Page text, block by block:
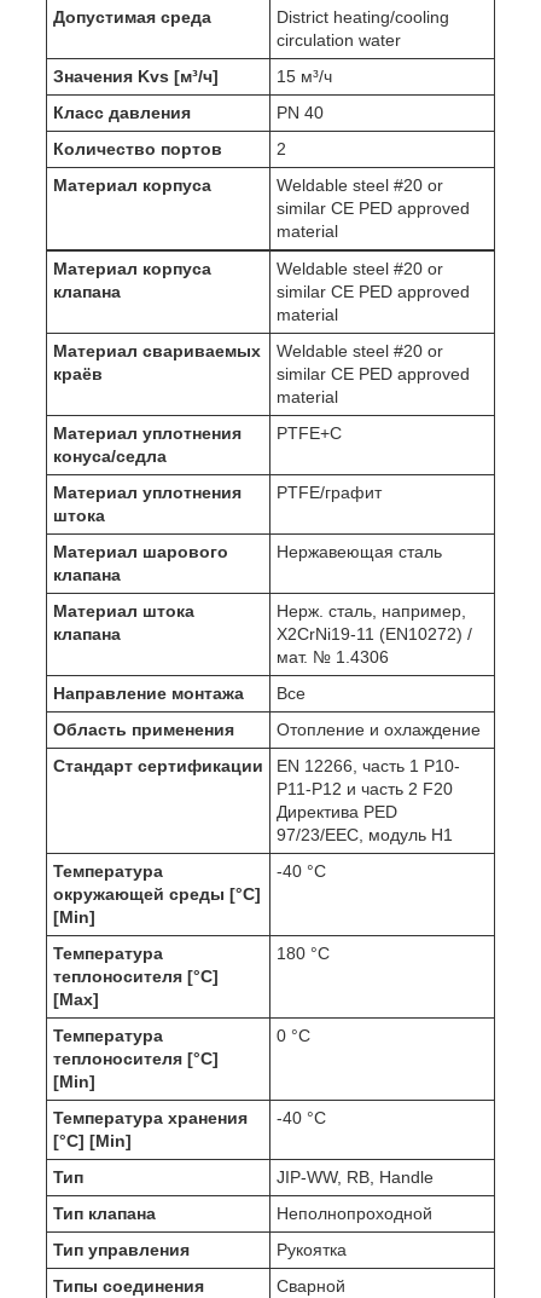
Допустимая среда
District heating/cooling
circulation water
Значения Kvs [м³/ч]
15 м³/ч
Класс давления
PN 40
Количество портов
2
Материал корпуса
Weldable steel #20 or
similar CE PED approved
material
Материал корпуса
клапана
Weldable steel #20 or
similar CE PED approved
material
Материал свариваемых
краёв
Weldable steel #20 or
similar CE PED approved
material
Материал уплотнения
конуса/седла
PTFE+C
Материал уплотнения
штока
PTFE/графит
Материал шарового
клапана
Нержавеющая сталь
Материал штока
клапана
Нерж. сталь, например,
X2CrNi19-11 (EN10272) /
мат. № 1.4306
Направление монтажа
Все
Область применения
Отопление и охлаждение
Стандарт сертификации
EN 12266, часть 1 P10-
P11-P12 и часть 2 F20
Директива PED
97/23/EEC, модуль H1
Температура
окружающей среды [°C]
[Min]
-40 °C
Температура
теплоносителя [°C]
[Max]
180 °C
Температура
теплоносителя [°C]
[Min]
0 °C
Температура хранения
[°C] [Min]
-40 °C
Тип
JIP-WW, RB, Handle
Тип клапана
Неполнопроходной
Тип управления
Рукоятка
Типы соединения
Сварной